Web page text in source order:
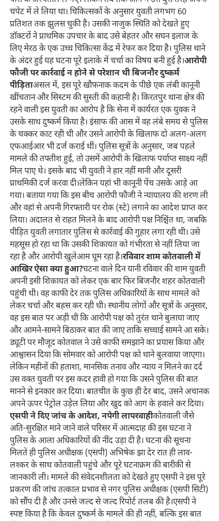
चपेट में ले लिया था। चिकित्सकों के अनुसार युवती लगभग 60
प्रतिशत तक झुलस चुकी है। उसकी नाजुक स्थिति को देखते हुए
डॉक्टरों ने प्राथमिक उपचार के बाद उसे बेहतर और सघन इलाज के
लिए मेरठ के एक उच्च चिकित्सा केंद्र में रेफर कर दिया है। पुलिस थाने
के अंदर हुई यह घटना पूरे इलाके में चर्चा का विषय बनी हुई है।आरोपी
फौजी पर कार्रवाई न होने से परेशान थी बिजनौर दुष्कर्म
पीड़िताअसल में, इस पूरे खौफनाक कदम के पीछे एक लंबी कानूनी
खींचतान और सिस्टम की सुस्ती की कहानी है। किरतपुर थाना क्षेत्र की
रहने वाली इस युवती का आरोप है कि सेना में कार्यरत एक युवक ने
उसके साथ दुष्कर्म किया है। इंसाफ की आस में वह लंबे समय से पुलिस
के चक्कर काट रही थी और उसने आरोपी के खिलाफ दो अलग-अलग
एफआईआर भी दर्ज कराई थीं। पुलिस सूत्रों के अनुसार, जब पहले
मामले की तफ्तीश हुई, तो उसमें आरोपी के खिलाफ पर्याप्त साक्ष्य नहीं
मिल पाए थे। इसके बाद भी युवती ने हार नहीं मानी और दूसरी
प्राथमिकी दर्ज करवा दी।लेकिन यहां भी कानूनी पेंच उसके आड़े आ
गया। बताया गया कि इस बीच आरोपी फौजी ने न्यायालय की शरण ली
और वहां से अपनी गिरफ्तारी पर रोक (स्टे) लगाने का आदेश प्राप्त कर
लिया। अदालत से राहत मिलने के बाद आरोपी पक्ष निश्चिंत था, जबकि
पीड़ित युवती लगातार पुलिस से कार्रवाई की गुहार लगा रही थी। उसे
महसूस हो रहा था कि उसकी शिकायत को गंभीरता से नहीं लिया जा
रहा है और आरोपी खुलेआम घूम रहा है।रविवार शाम कोतवाली में
आखिर ऐसा क्या हुआ?घटना वाले दिन यानी रविवार की शाम युवती
अपनी इसी शिकायत को लेकर एक बार फिर बिजनौर शहर कोतवाली
पहुंची थी। वह काफी देर तक पुलिस अधिकारियों के साथ मामले को
लेकर चर्चा और बहस कर रही थी। स्थानीय लोगों और सूत्रों के अनुसार,
वह इस बात पर अड़ी थी कि आरोपी पक्ष को तुरंत थाने बुलाया जाए
और आमने-सामने बिठाकर बात की जाए ताकि सच्चाई सामने आ सके।
ड्यूटी पर मौजूद कोतवाल ने उसे काफी समझाने का प्रयास किया और
आश्वासन दिया कि सोमवार को आरोपी पक्ष को थाने बुलवाया जाएगा।
लेकिन महीनों की हताशा, मानसिक तनाव और न्याय न मिलने का दर्द
उस वक्त युवती पर इस कदर हावी हो गया कि उसने पुलिस की बात
मानने से इनकार कर दिया। बातचीत के कुछ ही देर बाद, उसने अचानक
अपने ऊपर पेट्रोल उड़ेल लिया और खुद को आग के हवाले कर दिया।
एसपी ने दिए जांच के आदेश, नपेगी लापरवाहीकोतवाली जैसे
अति-सुरक्षित माने जाने वाले परिसर में आत्मदाह की इस घटना ने
पुलिस के आला अधिकारियों की नींद उड़ा दी है। घटना की सूचना
मिलते ही पुलिस अधीक्षक (एसपी) अभिषेक झा देर रात ही लाव-
लश्कर के साथ कोतवाली पहुंचे और पूरे घटनाक्रम की बारीकी से
जानकारी ली। मामले की संवेदनशीलता को देखते हुए एसपी ने इस पूरे
प्रकरण की जांच तत्काल प्रभाव से नगर पुलिस अधीक्षक (एसपी सिटी)
को सौंप दी है और उनसे जल्द से जल्द रिपोर्ट तलब की है।एसपी ने
स्पष्ट किया है कि केवल दुष्कर्म के मामले की ही नहीं, बल्कि इस बात